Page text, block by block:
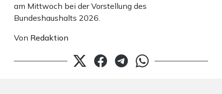
am Mittwoch bei der Vorstellung des
Bundeshaushalts 2026.
Von Redaktion